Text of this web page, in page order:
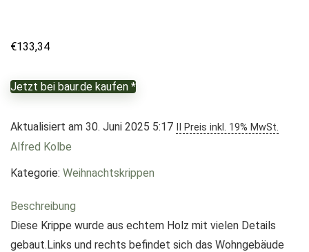
€133,34
Jetzt bei baur.de kaufen *
Aktualisiert am 30. Juni 2025 5:17 II Preis inkl. 19% MwSt.
Alfred Kolbe
Kategorie: Weihnachtskrippen
Beschreibung
Diese Krippe wurde aus echtem Holz mit vielen Details
gebaut.Links und rechts befindet sich das Wohngebäude